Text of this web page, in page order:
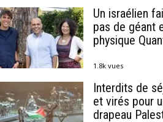
Un israélien
pas de géant
physique
1.8k vues
Interdits de
et virés pour
drapeau